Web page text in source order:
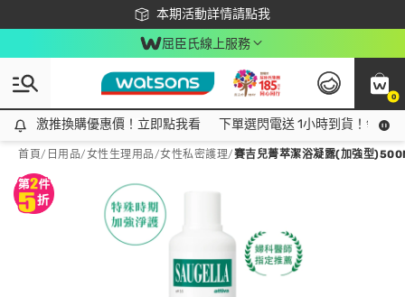
本期活動詳情請點我
下載app最高回饋$350
屈臣氏線上服務
0
激推換購優惠價！立即點我看
激推換購優惠價！立即點我看 下單選閃電送 1小時到貨！領神
首頁/ 日用品/女性生理用品/女性私密護理/賽吉兒菁萃潔浴凝露(加強型